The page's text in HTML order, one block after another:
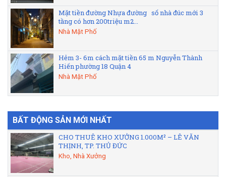
Mặt tiền đường Nhựa đường số nhà đúc mới 3
tầng có hơn 200triệu m2...
Nhà Mặt Phố
Hẻm 3- 6m cách mặt tiền 65 m Nguyễn Thành
Hiến phường 18 Quận 4
Nhà Mặt Phố
BẤT ĐỘNG SẢN MỚI NHẤT
CHO THUÊ KHO XƯỞNG 1.000M² – LÊ VĂN
THỊNH, TP. THỦ ĐỨC
Kho, Nhà Xưởng